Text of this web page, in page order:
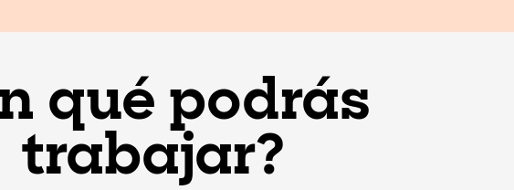
Analizar el impacto de la
diversos entornos.
qué podrás
trabajar?